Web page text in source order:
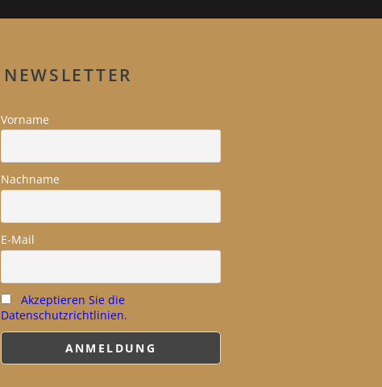
NEWSLETTER
Vorname
Nachname
E-Mail
Akzeptieren Sie die
Datenschutzrichtlinien.